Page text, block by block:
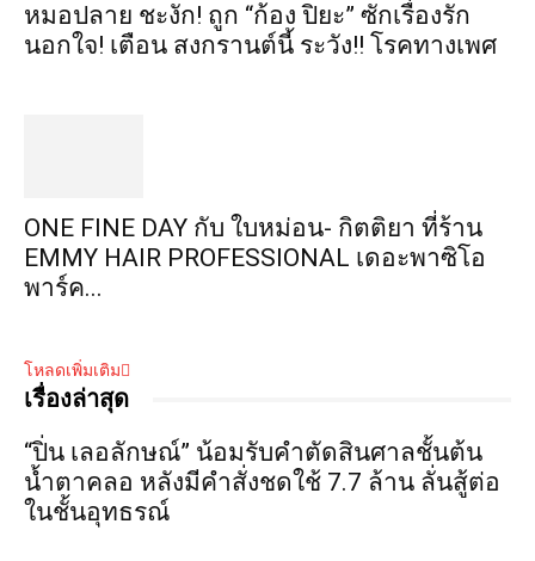
หมอปลาย ชะงัก! ถูก “ก้อง ปิยะ” ซักเรื่องรัก
นอกใจ! เตือน สงกรานต์นี้ ระวัง!! โรคทางเพศ
ONE FINE DAY กับ ใบหม่อน- กิตติยา ที่ร้าน
EMMY HAIR PROFESSIONAL เดอะพาซิโอ
พาร์ค...
โหลดเพิ่มเติม
เรื่องล่าสุด
“ปิ่น เลอลักษณ์” น้อมรับคำตัดสินศาลชั้นต้น
น้ำตาคลอ หลังมีคำสั่งชดใช้ 7.7 ล้าน ลั่นสู้ต่อ
ในชั้นอุทธรณ์